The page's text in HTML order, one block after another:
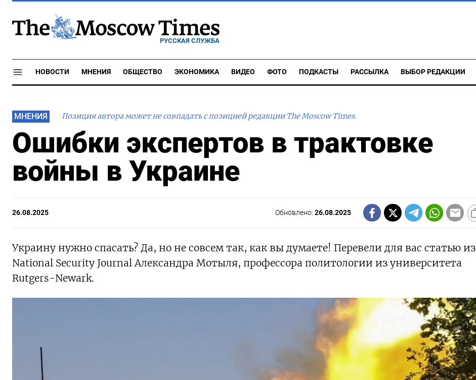
РУССКАЯ СЛУЖБА
НОВОСТИ МНЕНИЯ ОБЩЕСТВО ЭКОНОМИКА ВИДЕО ФОТО ПОДКАСТЫ РАССЫЛКА ВЫБОР РЕДАКЦИИ
МНЕНИЯ Позиция автора может не совпадать с позицией редакции The Moscow Times.
Ошибки экспертов в трактовке
войны в Украине
26.08.2025 Обновлено:26.08.2025
Украину нужно спасать? Да, но не совсем так, как вы думаете! Перевели для вас статью из
National Security Journal Александра Мотыля, профессора политологии из университета
Rutgers-Newark.